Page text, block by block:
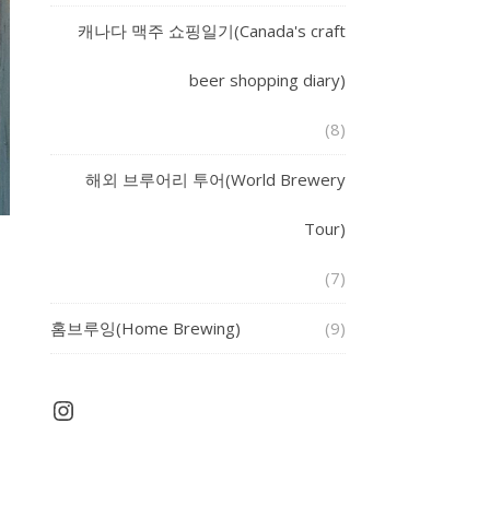
캐나다 맥주 쇼핑일기(Canada's craft
beer shopping diary)
(8)
해외 브루어리 투어(World Brewery
Tour)
(7)
홈브루잉(Home Brewing) (9)
Instagram